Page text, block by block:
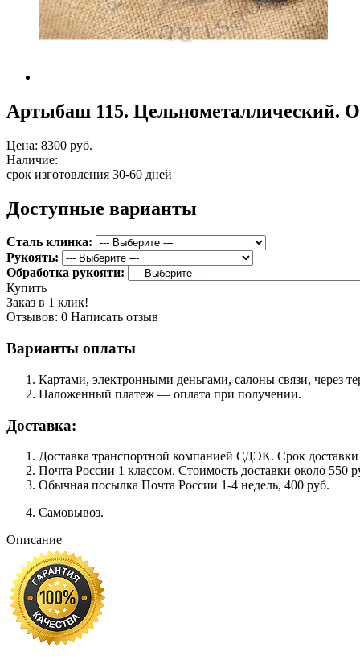
Артыбаш 115. Цельнометаллический.
Цена: 8300 руб.
Наличие:
срок изготовления 30-60 дней
Доступные варианты
Сталь клинка:
Рукоять:
Обработка рукояти:
Купить
Заказ в 1 клик!
Отзывов: 0 Написать отзыв
Варианты оплаты
Картами, электронными деньгами, салоны связи, через
Наложенный платеж — оплата при получении.
Доставка:
Доставка транспортной компанией СДЭК. Срок
Почта России 1 классом. Cтоимость доставки около 550
Обычная посылка Почта России 1-4 недель, 400 руб.
Самовывоз.
Описание